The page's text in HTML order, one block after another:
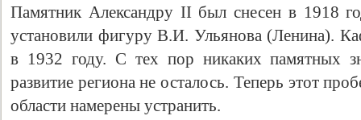
Памятник Александру II был снесен в 1918
установили фигуру В.И. Ульянова (Ленина).
в 1932 году. С тех пор никаких памятных
развитие региона не осталось. Теперь этот
области намерены устранить.
Свидетельство